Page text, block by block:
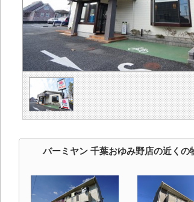
バーミヤン 千葉おゆみ野店の近くの